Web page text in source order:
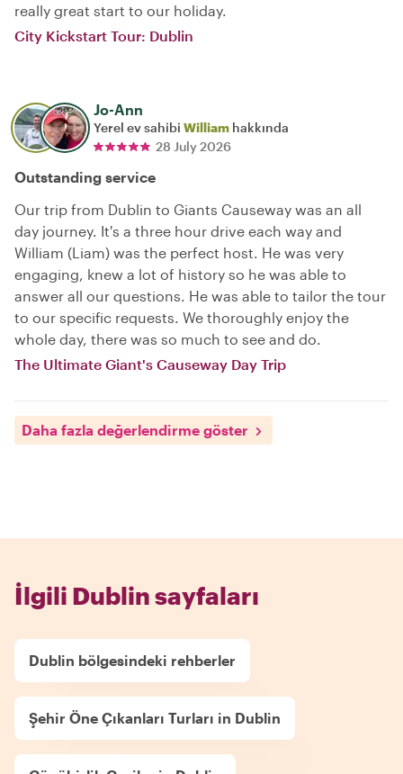
really great start to our holiday.
City Kickstart Tour: Dublin
Jo-Ann
Yerel ev sahibi William hakkında
28 July 2026
Outstanding service
Our trip from Dublin to Giants Causeway was an all
day journey. It's a three hour drive each way and
William (Liam) was the perfect host. He was very
engaging, knew a lot of history so he was able to
answer all our questions. He was able to tailor the tour
to our specific requests. We thoroughly enjoy the
whole day, there was so much to see and do.
The Ultimate Giant's Causeway Day Trip
Daha fazla değerlendirme göster
İlgili Dublin sayfaları
Dublin bölgesindeki rehberler
Şehir Öne Çıkanları Turları in Dublin